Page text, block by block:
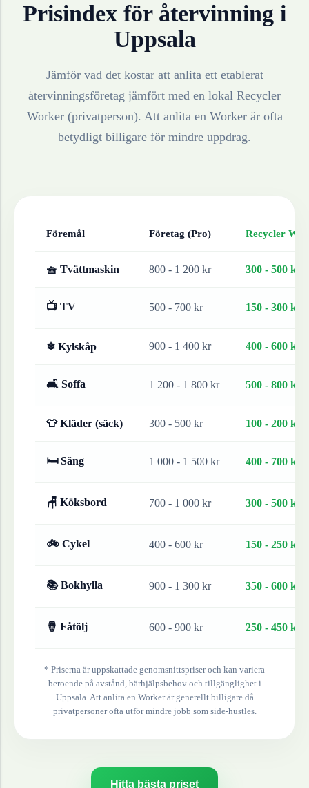
Prisindex för återvinning i
Uppsala
Jämför vad det kostar att anlita ett etablerat
återvinningsföretag jämfört med en lokal Recycler
Worker (privatperson). Att anlita en Worker är ofta
betydligt billigare för mindre uppdrag.
Föremål Företag (Pro) Recycler
🧺 Tvättmaskin 800 - 1 200 kr 300 - 500 kr
📺 TV 500 - 700 kr 150 - 300 kr
❄ Kylskåp 900 - 1 400 kr 400 - 600 kr
🛋 Soffa 1 200 - 1 800 kr 500 - 800 kr
👕 Kläder (säck) 300 - 500 kr 100 - 200 kr
🛏 Säng 1 000 - 1 500 kr 400 - 700 kr
🪑 Köksbord 700 - 1 000 kr 300 - 500 kr
🚲 Cykel 400 - 600 kr 150 - 250 kr
📚 Bokhylla 900 - 1 300 kr 350 - 600 kr
🪘 Fåtölj 600 - 900 kr 250 - 450 kr
* Priserna är uppskattade genomsnittspriser och kan variera
beroende på avstånd, bärhjälpsbehov och tillgänglighet i
Uppsala. Att anlita en Worker är generellt billigare då
privatpersoner ofta utför mindre jobb som side-hustles.
Hitta bästa priset